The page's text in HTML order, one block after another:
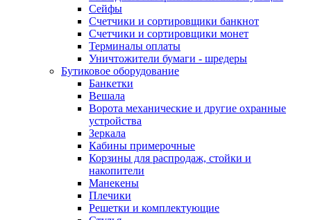
Сейфы
Счетчики и сортировщики банкнот
Счетчики и сортировщики монет
Терминалы оплаты
Уничтожители бумаги - шредеры
Бутиковое оборудование
Банкетки
Вешала
Ворота механические и другие охранные
устройства
Зеркала
Кабины примерочные
Корзины для распродаж, стойки и
накопители
Манекены
Плечики
Решетки и комплектующие